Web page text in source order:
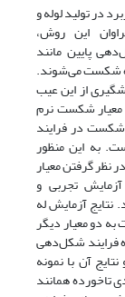
در تولید لوله و
این روش،
پایین مانند
شکست می‌شوند.
از این عیب
معیار شکست نرم
شکست در فرایند
به این منظور
نظر گرفتن معیار
تجربی و
آزمایش له
به دو معیار دیگر
فرایند شکل‌دهی
آن با نمونه
همانند